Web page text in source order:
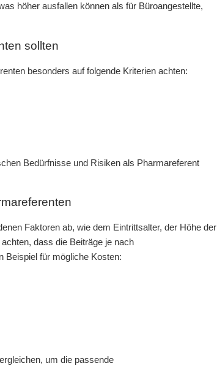
höher ausfallen können als für Büroangestellte,
sollten
besonders auf folgende Kriterien achten:
Bedürfnisse und Risiken als Pharmareferent
Faktoren ab, wie dem Eintrittsalter, der Höhe der
dass die Beiträge je nach
Beispiel für mögliche Kosten:
um die passende